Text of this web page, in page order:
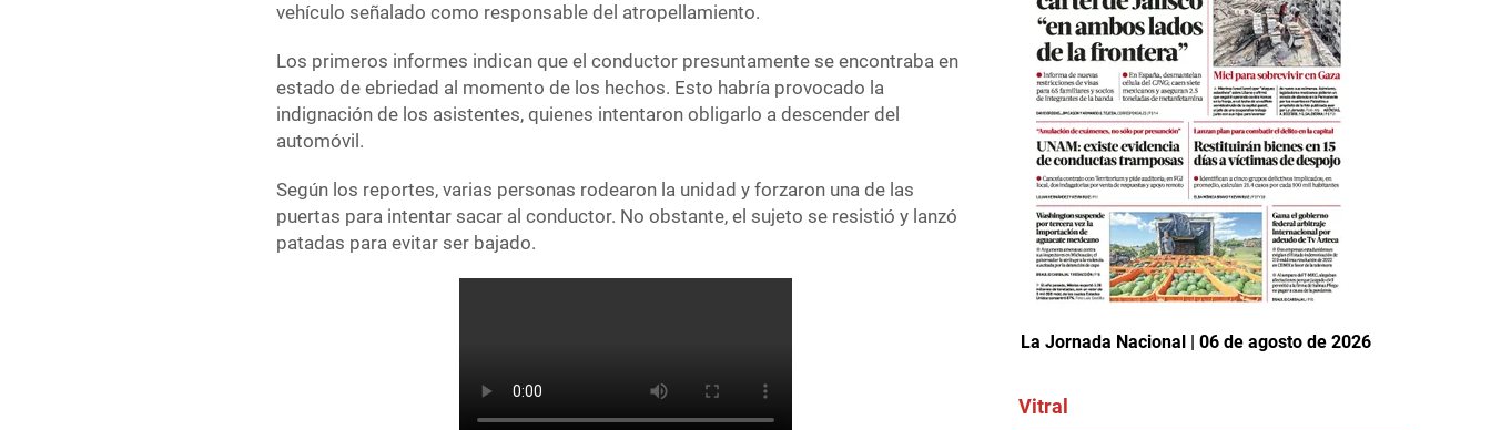
vehículo señalado como responsable del atropellamiento.
Los primeros informes indican que el conductor presuntamente se encontraba en
estado de ebriedad al momento de los hechos. Esto habría provocado la
indignación de los asistentes, quienes intentaron obligarlo a descender del
automóvil.
Según los reportes, varias personas rodearon la unidad y forzaron una de las
puertas para intentar sacar al conductor. No obstante, el sujeto se resistió y lanzó
patadas para evitar ser bajado.
La Jornada Nacional | 06 de agosto de 2026
Vitral